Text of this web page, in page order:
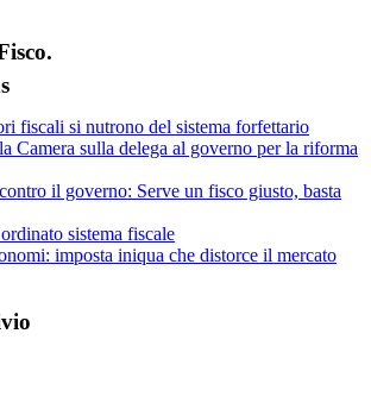
fiscali si nutrono del sistema forfettario
Camera sulla delega al governo per la riforma
il governo: Serve un fisco giusto, basta
sistema fiscale
imposta iniqua che distorce il mercato